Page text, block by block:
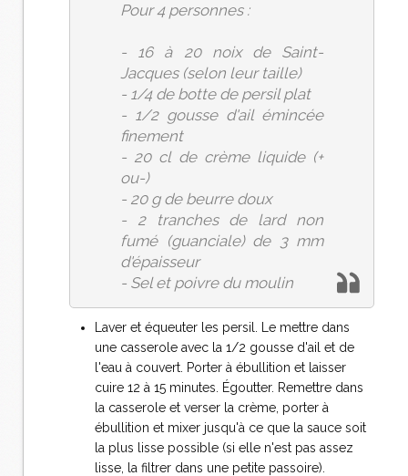
Pour 4 personnes :
- 16 à 20 noix de Saint-
Jacques (selon leur taille)
- 1/4 de botte de persil plat
- 1/2 gousse d'ail émincée
finement
- 20 cl de crème liquide (+
ou-)
- 20 g de beurre doux
- 2 tranches de lard non
fumé (guanciale) de 3 mm
d'épaisseur
- Sel et poivre du moulin
Laver et équeuter les persil. Le mettre dans
une casserole avec la 1/2 gousse d'ail et de
l'eau à couvert. Porter à ébullition et laisser
cuire 12 à 15 minutes. Égoutter. Remettre dans
la casserole et verser la crème, porter à
ébullition et mixer jusqu'à ce que la sauce soit
la plus lisse possible (si elle n'est pas assez
lisse, la filtrer dans une petite passoire).